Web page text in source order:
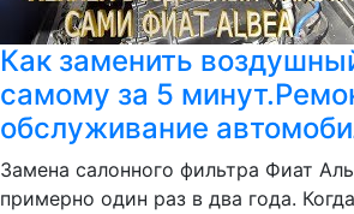
Как заменить
самому за 5
обслуживание
Замена салонного фильтра Фиат
примерно один раз в два года.